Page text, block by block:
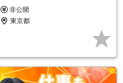
非公開
東京都